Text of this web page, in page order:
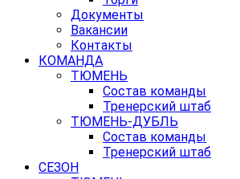
Документы
Вакансии
Контакты
КОМАНДА
ТЮМЕНЬ
Состав команды
Тренерский штаб
ТЮМЕНЬ-ДУБЛЬ
Состав команды
Тренерский штаб
СЕЗОН